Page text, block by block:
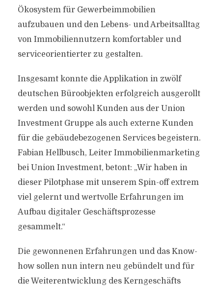
Ökosystem für Gewerbeimmobilien
aufzubauen und den Lebens- und Arbeitsalltag
von Immobiliennutzern komfortabler und
serviceorientierter zu gestalten.
Insgesamt konnte die Applikation in zwölf
deutschen Büroobjekten erfolgreich ausgerollt
werden und sowohl Kunden aus der Union
Investment Gruppe als auch externe Kunden
für die gebäudebezogenen Services begeistern.
Fabian Hellbusch, Leiter Immobilienmarketing
bei Union Investment, betont: „Wir haben in
dieser Pilotphase mit unserem Spin-off extrem
viel gelernt und wertvolle Erfahrungen im
Aufbau digitaler Geschäftsprozesse
gesammelt.“
Die gewonnenen Erfahrungen und das Know-
how sollen nun intern neu gebündelt und für
die Weiterentwicklung des Kerngeschäfts